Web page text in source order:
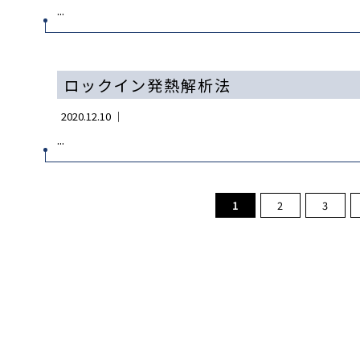
...
ロックイン発熱解析法
2020.12.10 ｜
...
1 2 3